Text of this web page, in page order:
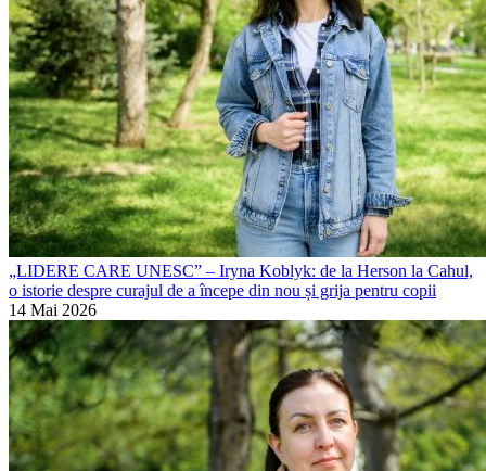
„LIDERE CARE UNESC” – Iryna Koblyk: de la Herson la Cahul,
o istorie despre curajul de a începe din nou și grija pentru copii
14 Mai 2026